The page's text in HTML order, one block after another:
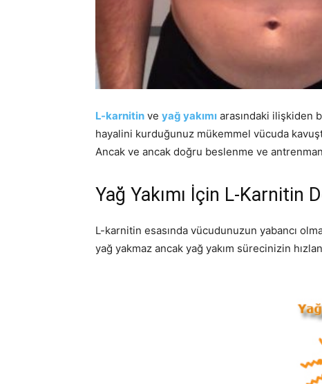
L-karnitin ve yağ yakımı arasındaki ilişkiden
hayalini kurduğunuz mükemmel vücuda
Ancak ve ancak doğru beslenme ve
Yağ Yakımı İçin L-Karnitin
L-karnitin esasında vücudunuzun yabancı
yağ yakmaz ancak yağ yakım sürecinizin